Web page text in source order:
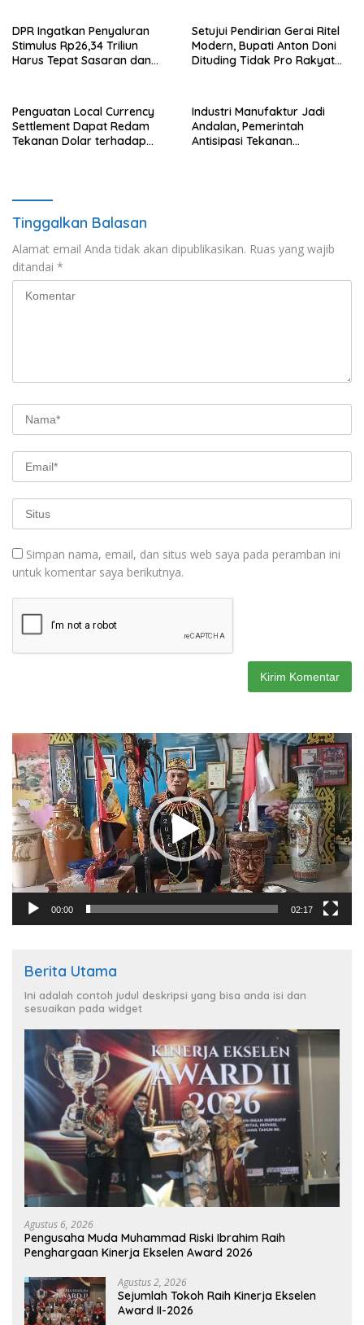
DPR Ingatkan Penyaluran
Stimulus Rp26,34 Triliun
Harus Tepat Sasaran dan
Setujui Pendirian Gerai Ritel
Modern, Bupati Anton Doni
Dituding Tidak Pro Rakyat
Penguatan Local Currency
Settlement Dapat Redam
Tekanan Dolar terhadap
Industri Manufaktur Jadi
Andalan, Pemerintah
Antisipasi Tekanan
Tinggalkan Balasan
Alamat email Anda tidak akan dipublikasikan. Ruas yang wajib
ditandai *
Simpan nama, email, dan situs web saya pada peramban ini
untuk komentar saya berikutnya.
Pemutar
Video
00:00 02:17
Berita Utama
Ini adalah contoh judul deskripsi yang bisa anda isi dan
sesuaikan pada widget
Agustus 6, 2026
Pengusaha Muda Muhammad Riski Ibrahim Raih
Penghargaan Kinerja Ekselen Award 2026
Agustus 2, 2026
Sejumlah Tokoh Raih Kinerja Ekselen
Award II-2026